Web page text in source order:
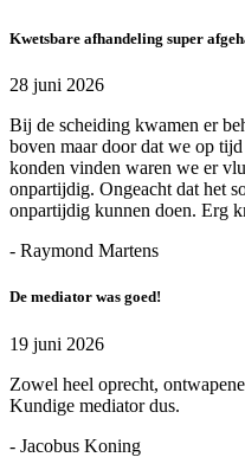
Kwetsbare afhandeling super
28 juni 2026
Bij de scheiding kwamen er
boven maar door dat we op
konden vinden waren we er
onpartijdig. Ongeacht dat het
onpartijdig kunnen doen. Erg
- Raymond Martens
De mediator was goed!
19 juni 2026
Zowel heel oprecht,
Kundige mediator dus.
- Jacobus Koning